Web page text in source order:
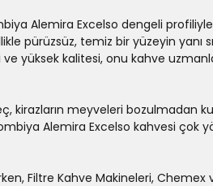
Alemira Excelso dengeli
pürüzsüz, temiz bir yüzeyin yanı
yüksek kalitesi, onu kahve
kirazların meyveleri bozulmadan
Alemira Excelso kahvesi çok
Filtre Kahve Makineleri,